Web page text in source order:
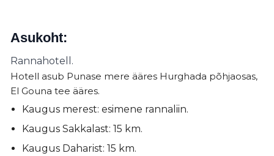
Asukoht:
Rannahotell.
Hotell asub Punase mere ääres Hurghada põhjaosas,
El Gouna tee ääres.
Kaugus merest: esimene rannaliin.
Kaugus Sakkalast: 15 km.
Kaugus Daharist: 15 km.